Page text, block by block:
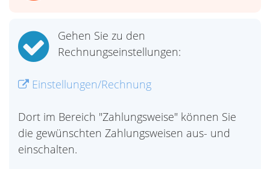
Gehen Sie zu den
Rechnungseinstellungen:
Einstellungen/Rechnung
Dort im Bereich "Zahlungsweise" können Sie
die gewünschten Zahlungsweisen aus- und
einschalten.